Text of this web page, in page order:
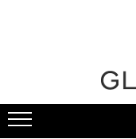
Seturi usi pivotante
Amortizoare pardoseala